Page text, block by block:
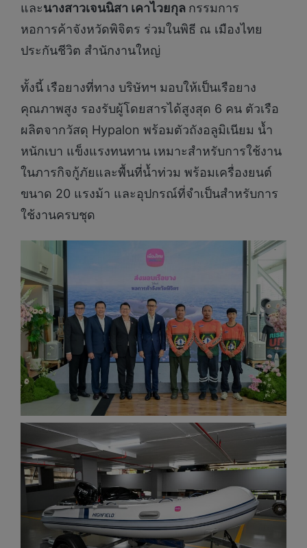
และนางสาวเจนนิสา เคาไวยกุล กรรมการ
หอการค้าจังหวัดพิจิตร ร่วมในพิธี ณ เมืองไทย
ประกันชีวิต สำนักงานใหญ่
ทั้งนี้ เรือยางที่ทาง บริษัทฯ มอบให้เป็นเรือยาง
คุณภาพสูง รองรับผู้โดยสารได้สูงสุด 6 คน ตัวเรือ
ผลิตจากวัสดุ Hypalon พร้อมตัวถังอลูมิเนียม น้ำ
หนักเบา แข็งแรงทนทาน เหมาะสำหรับการใช้งาน
ในภารกิจกู้ภัยและพื้นที่น้ำท่วม พร้อมเครื่องยนต์
ขนาด 20 แรงม้า และอุปกรณ์ที่จำเป็นสำหรับการ
ใช้งานครบชุด